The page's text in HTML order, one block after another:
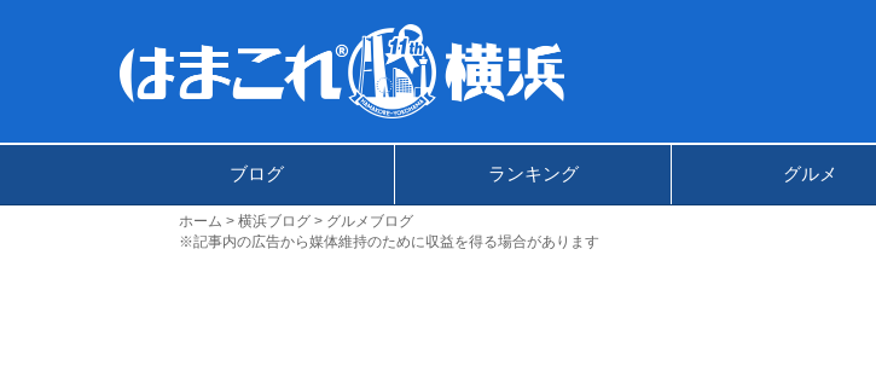
ブログ ランキング グルメ
ホーム 横浜ブログ
グルメブログ
※記事内の広告から媒体維持のために収益を得る場合があります